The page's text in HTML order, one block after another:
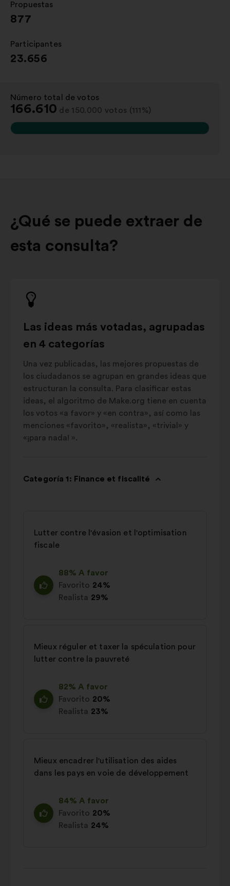
Propuestas
:
877
Participantes
:
23.656
Número total de votos
:
166.610 de 150.000 votos (111%)
¿Qué se puede extraer de
esta consulta?
Las ideas más votadas, agrupadas
en 4 categorías
Una vez publicadas, las mejores propuestas de
los ciudadanos se agrupan en grandes ideas que
estructuran la consulta. Para clasificar estas
ideas, el algoritmo de Make.org tiene en cuenta
los votos «a favor» y «en contra», así como las
menciones «favorito», «realista», «trivial» y
«¡para nada! ».
Categoría 1: Finance et fiscalité
Lutter contre l'évasion et l'optimisation
fiscale
88% A favor
Favorito 24%
Realista 29%
Mieux réguler et taxer la spéculation pour
lutter contre la pauvreté
82% A favor
Favorito 20%
Realista 23%
Mieux encadrer l'utilisation des aides
dans les pays en voie de développement
84% A favor
Favorito 20%
Realista 24%